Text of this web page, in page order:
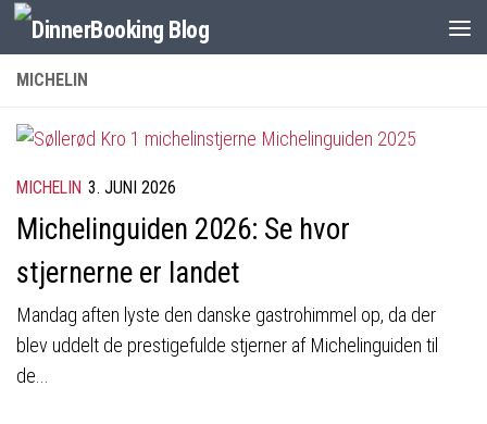
MICHELIN
MICHELIN 3. JUNI 2026
Michelinguiden 2026: Se hvor
stjernerne er landet
Mandag aften lyste den danske gastrohimmel op, da der
blev uddelt de prestigefulde stjerner af Michelinguiden til
de...